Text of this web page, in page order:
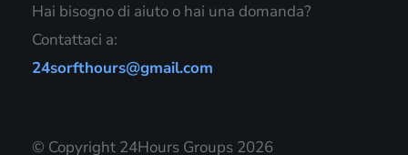
Hai bisogno di aiuto o hai una domanda?
Contattaci a:
24sorfthours@gmail.com
© Copyright 24Hours Groups 2026